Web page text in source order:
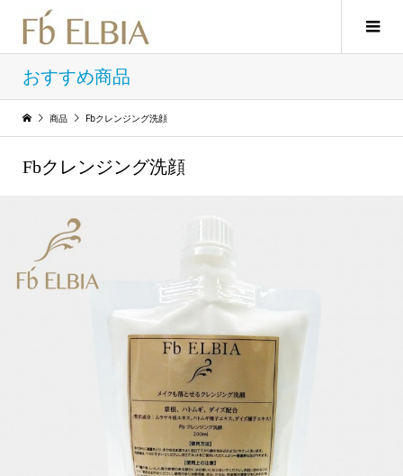
おすすめ商品
商品 Fbクレンジング洗顔
Fbクレンジング洗顔